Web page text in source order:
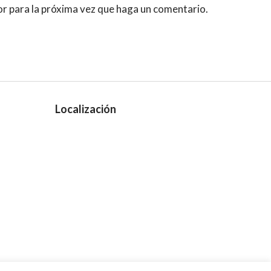
la próxima vez que haga un comentario.
Localización